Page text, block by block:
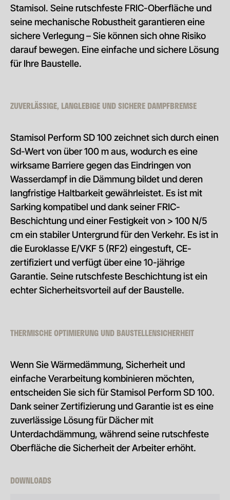
Stamisol. Seine rutschfeste FRIC-Oberfläche und
seine mechanische Robustheit garantieren eine
sichere Verlegung – Sie können sich ohne Risiko
darauf bewegen. Eine einfache und sichere Lösung
für Ihre Baustelle.
ZUVERLÄSSIGE, LANGLEBIGE UND SICHERE DAMPFBREMSE
Stamisol Perform SD 100 zeichnet sich durch einen
Sd-Wert von über 100 m aus, wodurch es eine
wirksame Barriere gegen das Eindringen von
Wasserdampf in die Dämmung bildet und deren
langfristige Haltbarkeit gewährleistet. Es ist mit
Sarking kompatibel und dank seiner FRIC-
Beschichtung und einer Festigkeit von > 100 N/5
cm ein stabiler Untergrund für den Verkehr. Es ist in
die Euroklasse E/VKF 5 (RF2) eingestuft, CE-
zertifiziert und verfügt über eine 10-jährige
Garantie. Seine rutschfeste Beschichtung ist ein
echter Sicherheitsvorteil auf der Baustelle.
THERMISCHE OPTIMIERUNG UND BAUSTELLENSICHERHEIT
Wenn Sie Wärmedämmung, Sicherheit und
einfache Verarbeitung kombinieren möchten,
entscheiden Sie sich für Stamisol Perform SD 100.
Dank seiner Zertifizierung und Garantie ist es eine
zuverlässige Lösung für Dächer mit
Unterdachdämmung, während seine rutschfeste
Oberfläche die Sicherheit der Arbeiter erhöht.
DOWNLOADS